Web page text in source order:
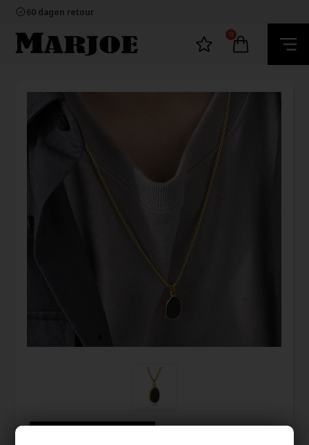
60 dagen retour
Ecommerce Europe
100% nikkelvrij sieraden
60 dagen retour
0